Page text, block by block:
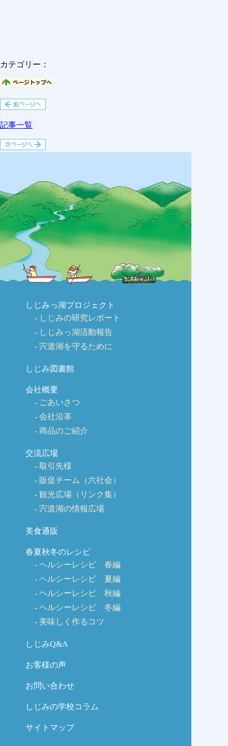
カテゴリー：
記事一覧
しじみっ湖プロジェクト
しじみの研究レポート
しじみっ湖活動報告
宍道湖を守るために
しじみ図書館
会社概要
ごあいさつ
会社沿革
商品のご紹介
交流広場
取引先様
販促チーム（六社会）
観光広場（リンク集）
宍道湖の情報広場
美食通販
春夏秋冬のレシピ
ヘルシーレシピ 春編
ヘルシーレシピ 夏編
ヘルシーレシピ 秋編
ヘルシーレシピ 冬編
美味しく作るコツ
しじみQ&A
お客様の声
お問い合わせ
しじみの学校コラム
サイトマップ